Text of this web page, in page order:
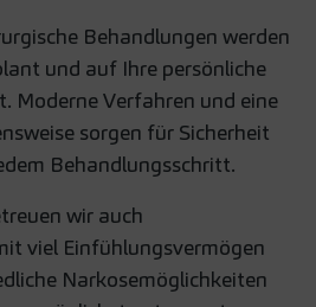
Behandlungen werden
und auf Ihre persönliche
Moderne Verfahren und eine
sorgen für Sicherheit
Behandlungsschritt.
wir auch
viel Einfühlungsvermögen
Narkosemöglichkeiten